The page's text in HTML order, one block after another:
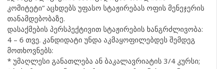
კომიტეტი” აცხდებს უფასო სტაჟირებას ოფის მენეჯერის
თანამდებობაზე.
დასაქმების პერსპექტივით სტაჟირების ხანგრძლივობა:
4 – 6 თვე. კანდიდატი უნდა აკმაყოფილებდეს შემდეგ
მოთხოვნებს:
* უმაღლესი განათლება ან ბაკალავრიატის 3/4 კურსი;